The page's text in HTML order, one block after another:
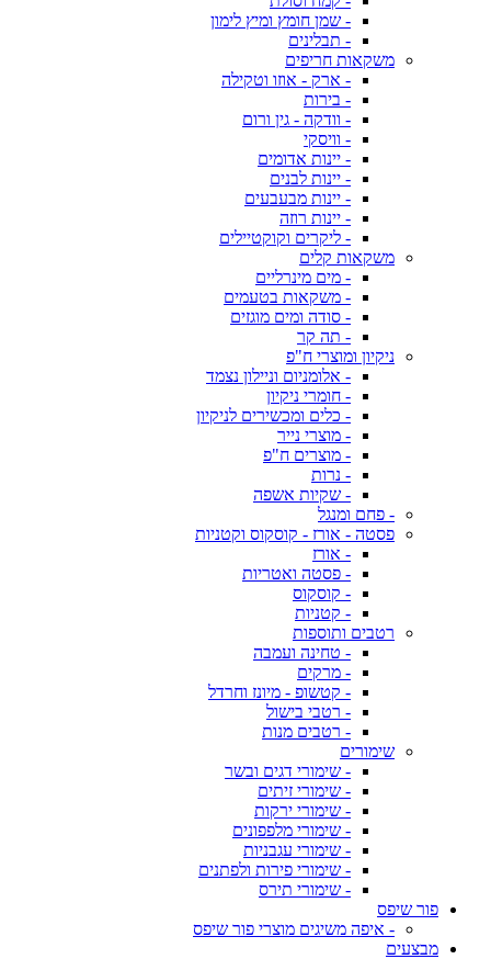
- שמן חומץ ומיץ לימון
- תבלינים
משקאות חריפים
- ארק - אוזו וטקילה
- בירות
- וודקה - גין ורום
- וויסקי
- יינות אדומים
- יינות לבנים
- יינות מבעבעים
- יינות רוזה
- ליקרים וקוקטיילים
משקאות קלים
- מים מינרליים
- משקאות בטעמים
- סודה ומים מוגזים
- תה קר
ניקיון ומוצרי ח"פ
- אלומניום וניילון נצמד
- חומרי ניקיון
- כלים ומכשירים לניקיון
- מוצרי נייר
- מוצרים ח"פ
- נרות
- שקיות אשפה
- פחם ומנגל
פסטה - אורז - קוסקוס וקטניות
- אורז
- פסטה ואטריות
- קוסקוס
- קטניות
רטבים ותוספות
- טחינה ועמבה
- מרקים
- קטשופ - מיונז וחרדל
- רטבי בישול
- רטבים מנות
שימורים
- שימורי דגים ובשר
- שימורי זיתים
- שימורי ירקות
- שימורי מלפפונים
- שימורי עגבניות
- שימורי פירות ולפתנים
- שימורי תירס
פור שיפס
- איפה משיגים מוצרי פור שיפס
מבצעים